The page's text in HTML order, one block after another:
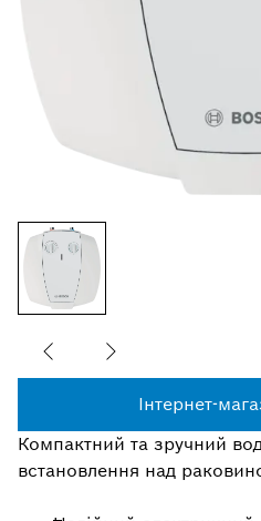
Інтернет-
Компактний та зручний
встановлення над